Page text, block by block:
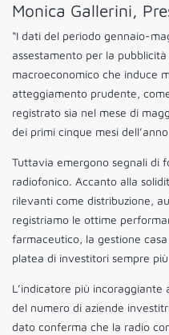
Monica Gallerini,
“I dati del periodo gennaio-
assestamento per la
macroeconomico che induce
atteggiamento prudente,
registrato sia nel mese di
dei primi cinque mesi
Tuttavia emergono segnali di
radiofonico. Accanto alla
rilevanti come distribuzione,
registriamo le ottime
farmaceutico, la gestione
platea di investitori sempre
L’indicatore più
del numero di aziende
dato conferma che la radio